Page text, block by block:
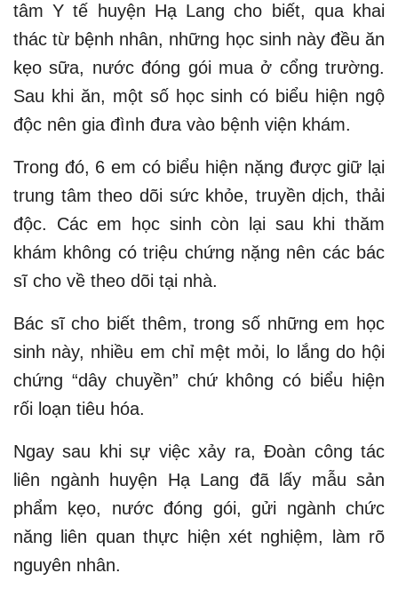
tâm Y tế huyện Hạ Lang cho biết, qua khai
thác từ bệnh nhân, những học sinh này đều ăn
kẹo sữa, nước đóng gói mua ở cổng trường.
Sau khi ăn, một số học sinh có biểu hiện ngộ
độc nên gia đình đưa vào bệnh viện khám.
Trong đó, 6 em có biểu hiện nặng được giữ lại
trung tâm theo dõi sức khỏe, truyền dịch, thải
độc. Các em học sinh còn lại sau khi thăm
khám không có triệu chứng nặng nên các bác
sĩ cho về theo dõi tại nhà.
Bác sĩ cho biết thêm, trong số những em học
sinh này, nhiều em chỉ mệt mỏi, lo lắng do hội
chứng “dây chuyền” chứ không có biểu hiện
rối loạn tiêu hóa.
Ngay sau khi sự việc xảy ra, Đoàn công tác
liên ngành huyện Hạ Lang đã lấy mẫu sản
phẩm kẹo, nước đóng gói, gửi ngành chức
năng liên quan thực hiện xét nghiệm, làm rõ
nguyên nhân.